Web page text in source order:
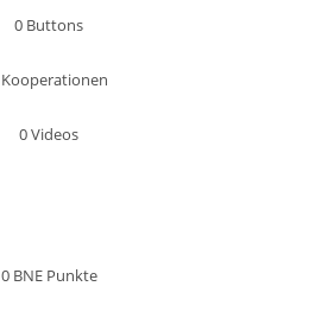
0 Buttons
Kooperationen
0Videos
0 BNE Punkte